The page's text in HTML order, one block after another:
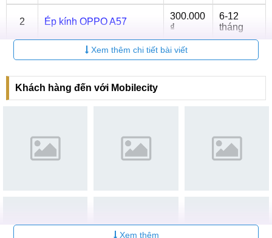
2 Ép kính OPPO A57
300.000
₫
6-12
tháng
Thay Pin OPPO A57
400.000
₫
tháng
4
Thay mặt kính sau OPPO
A57
tháng
Thay Camera OPPO A57
6-12
điện thoại nếu quá trình sửa chữa không được diễn ra thuận
Xem thêm chi tiết bài viết
Khách hàng đến với Mobilecity
Xem thêm